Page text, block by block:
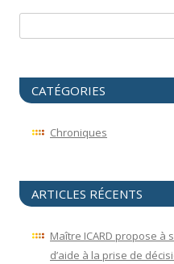
CATÉGORIES
Chroniques
ARTICLES RÉCENTS
Maître ICARD propose
d’aide à la prise de